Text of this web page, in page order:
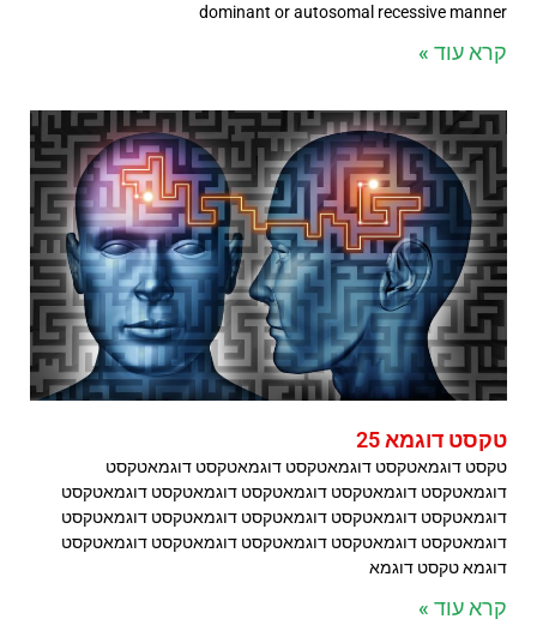
dominant or autosomal recessive manner
קרא עוד »
טקסט דוגמא 25
טקסט דוגמאטקסט דוגמאטקסט דוגמאטקסט דוגמאטקסט
דוגמאטקסט דוגמאטקסט דוגמאטקסט דוגמאטקסט דוגמאטקסט
דוגמאטקסט דוגמאטקסט דוגמאטקסט דוגמאטקסט דוגמאטקסט
דוגמאטקסט דוגמאטקסט דוגמאטקסט דוגמאטקסט דוגמאטקסט
דוגמא טקסט דוגמא
קרא עוד »